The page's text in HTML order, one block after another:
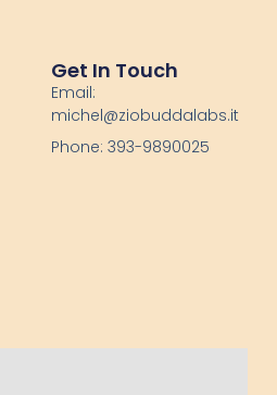
Get In Touch
Email:
michel@ziobuddalabs.it
Phone: 393-9890025